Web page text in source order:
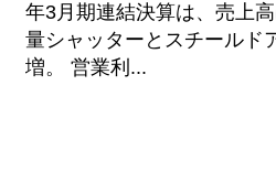
年3月期連結決算は、売上
量シャッターとスチールド
増。 営業利...